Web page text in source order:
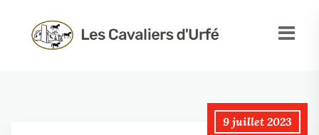
9 juillet 2023